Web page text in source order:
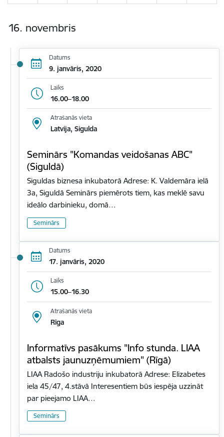
16. novembris
Datums
9. janvāris, 2020
Laiks
16.00–18.00
Atrašanās vieta
Latvija, Sigulda
Seminārs "Komandas veidošanas ABC"
(Siguldā)
Siguldas biznesa inkubatorā Adrese: K. Valdemāra ielā
3a, Siguldā Seminārs piemērots tiem, kas meklē savu
ideālo darbinieku, domā…
Seminārs
Datums
17. janvāris, 2020
Laiks
15.00–16.30
Atrašanās vieta
Rīga
Informatīvs pasākums "Info stunda. LIAA
atbalsts jaunuzņēmumiem" (Rīgā)
LIAA Radošo industriju inkubatorā Adrese: Elizabetes
iela 45/47, 4.stāvā Interesentiem būs iespēja uzzināt
par pieejamo LIAA…
Seminārs